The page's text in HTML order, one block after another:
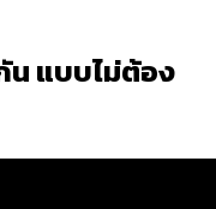
น แบบไม่ต้อง